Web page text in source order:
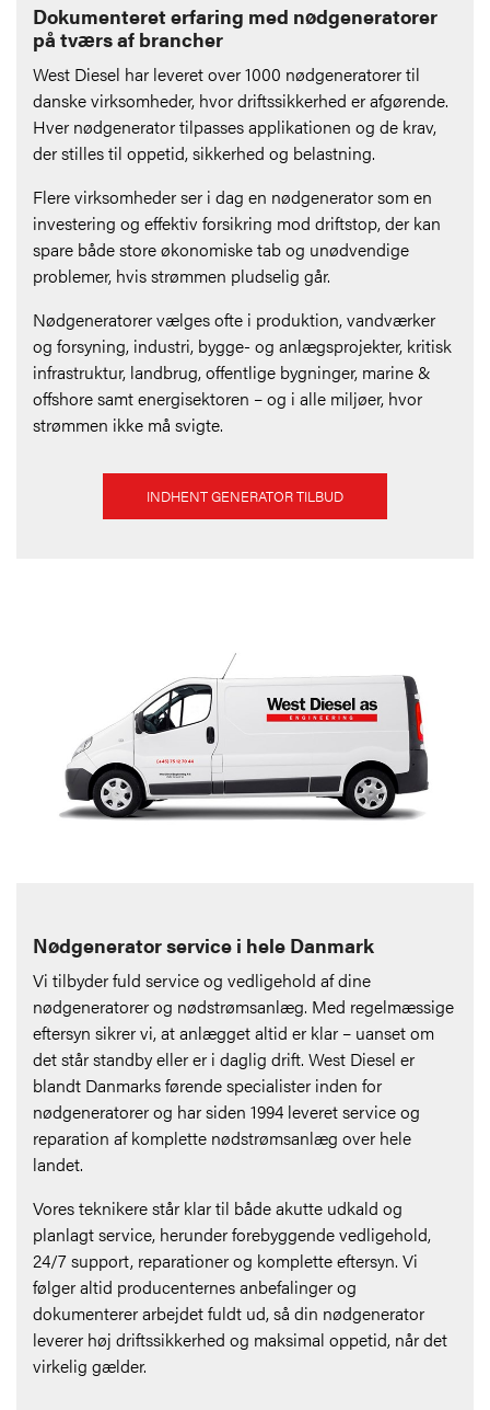
Dokumenteret erfaring med nødgeneratorer
på tværs af brancher
West Diesel har leveret over 1000 nødgeneratorer til
danske virksomheder, hvor driftssikkerhed er afgørende.
Hver nødgenerator tilpasses applikationen og de krav,
der stilles til oppetid, sikkerhed og belastning.
Flere virksomheder ser i dag en nødgenerator som en
investering og effektiv forsikring mod driftstop, der kan
spare både store økonomiske tab og unødvendige
problemer, hvis strømmen pludselig går.
Nødgeneratorer vælges ofte i produktion, vandværker
og forsyning, industri, bygge- og anlægsprojekter, kritisk
infrastruktur, landbrug, offentlige bygninger, marine &
offshore samt energisektoren – og i alle miljøer, hvor
strømmen ikke må svigte.
INDHENT GENERATOR TILBUD
Nødgenerator service i hele Danmark
Vi tilbyder fuld service og vedligehold af dine
nødgeneratorer og nødstrømsanlæg. Med regelmæssige
eftersyn sikrer vi, at anlægget altid er klar – uanset om
det står standby eller er i daglig drift. West Diesel er
blandt Danmarks førende specialister inden for
nødgeneratorer og har siden 1994 leveret service og
reparation af komplette nødstrømsanlæg over hele
landet.
Vores teknikere står klar til både akutte udkald og
planlagt service, herunder forebyggende vedligehold,
24/7 support, reparationer og komplette eftersyn. Vi
følger altid producenternes anbefalinger og
dokumenterer arbejdet fuldt ud, så din nødgenerator
leverer høj driftssikkerhed og maksimal oppetid, når det
virkelig gælder.